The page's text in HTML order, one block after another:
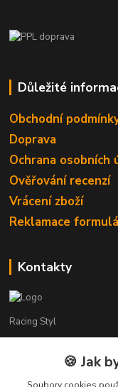
Důležité
Obchodní
Doprava
Ochrana osobních
Ověřování recenzí
Vrácení zboží
Reklamace
Kontakty
Racing Styl
Karel Muláček
774 51 50 88
(7:00 - 20:00)
🍪 Jak